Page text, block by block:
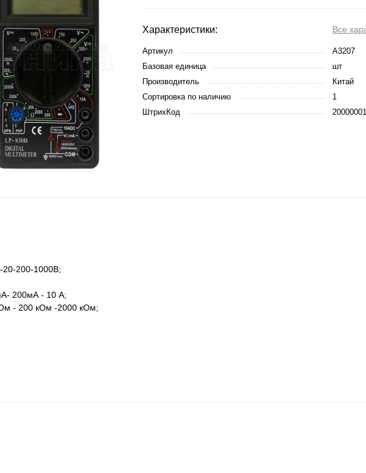
Характеристики: Все
Артикул
A3207
Базовая единица
шт
Производитель
Китай
Сортировка по наличию
1
ШтрихКод
200-1000В;
200мА - 10 A;
- 200 кОм -2000 кОм;